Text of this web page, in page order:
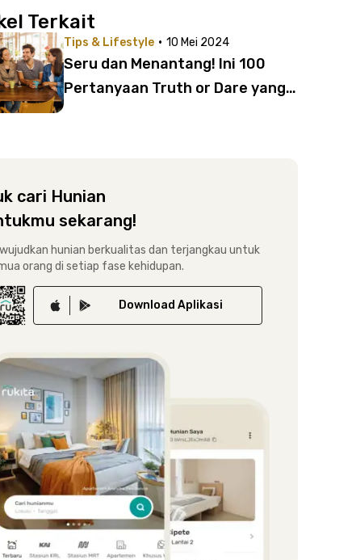
Terkait
Tips & Lifestyle · 10 Mei 2024
Seru dan Menantang! Ini 100
Pertanyaan Truth or Dare yang
cari Hunian
sekarang!
hunian berkualitas dan terjangkau untuk
orang di setiap fase kehidupan.
Download Aplikasi